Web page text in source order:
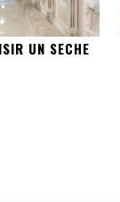
UN SECHE